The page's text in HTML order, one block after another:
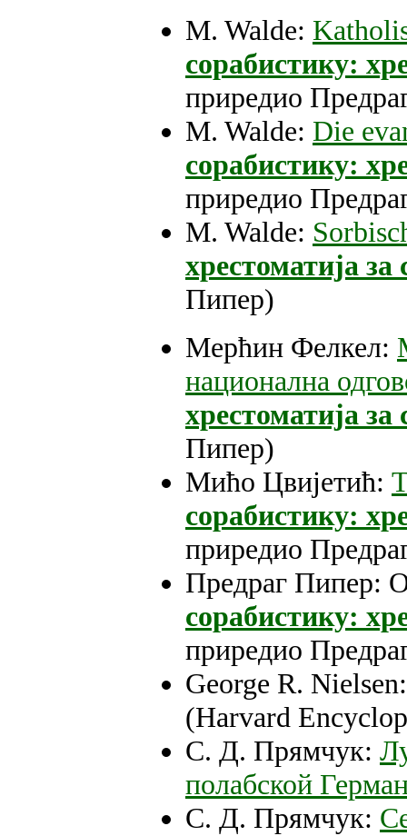
M. Walde:
сорабистику:
приредио
M. Walde: Die
сорабистику:
приредио
M. Walde:
хрестоматија за
Пипер)
Мерћин Фелкел:
национална
хрестоматија за
Пипер)
Мићо Цвијетић:
сорабистику:
приредио
Предраг Пипер:
сорабистику:
приредио
George R.
(Harvard
С. Д. Прямчук:
полабской
С. Д. Прямчук: